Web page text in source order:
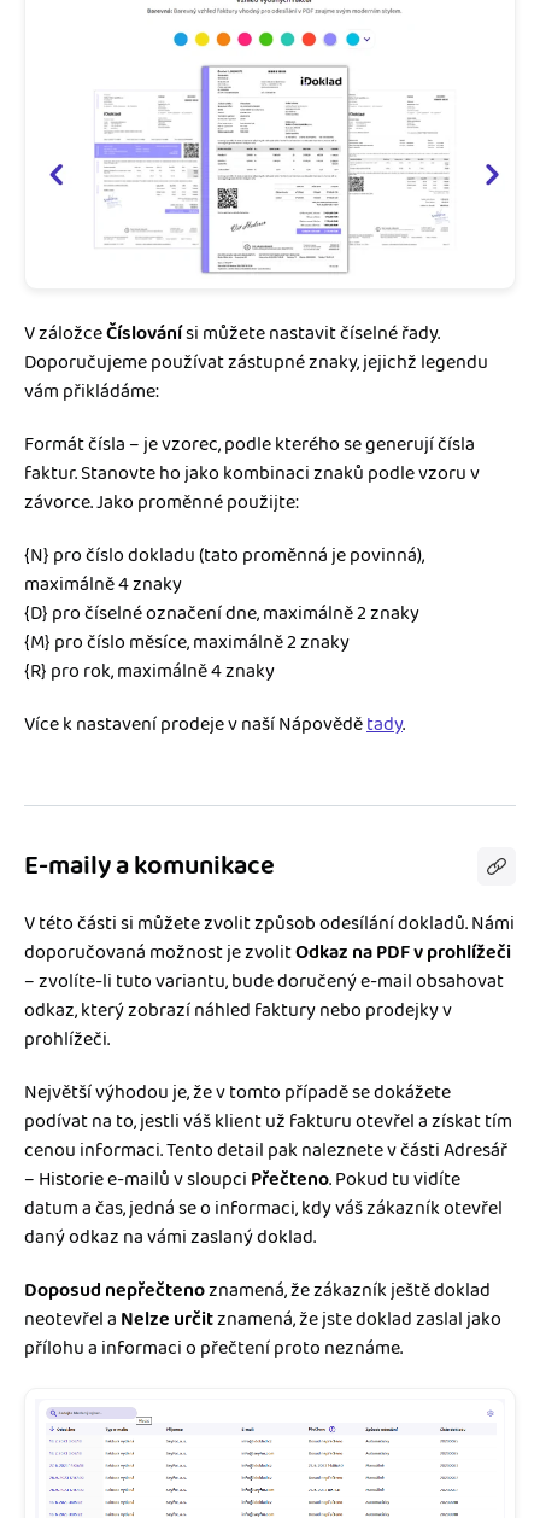
V záložceČíslovánísi můžete nastavit číselné řady.
Doporučujeme používat zástupné znaky, jejichž legendu
vám přikládáme:
Formát čísla – je vzorec, podle kterého se generují čísla
faktur. Stanovte ho jako kombinaci znaků podle vzoru v
závorce. Jako proměnné použijte:
{N} pro číslo dokladu (tato proměnná je povinná),
maximálně 4 znaky
{D} pro číselné označení dne, maximálně 2 znaky
{M} pro číslo měsíce, maximálně 2 znaky
{R} pro rok, maximálně 4 znaky
Více k nastavení prodeje v naší Nápovědětady.
E-maily a komunikace
V této části si můžete zvolit způsob odesílání dokladů. Námi
doporučovaná možnost je zvolitOdkaz na PDF v prohlížeči
– zvolíte-li tuto variantu, bude doručený e-mail obsahovat
odkaz, který zobrazí náhled faktury nebo prodejky v
prohlížeči.
Největší výhodou je, že v tomto případě se dokážete
podívat na to, jestli váš klient už fakturu otevřel a získat tím
cenou informaci. Tento detail pak naleznete v části Adresář
– Historie e-mailů v sloupci Přečteno. Pokud tu vidíte
datum a čas, jedná se o informaci, kdy váš zákazník otevřel
daný odkaz na vámi zaslaný doklad.
Doposud nepřečtenoznamená, že zákazník ještě doklad
neotevřel a Nelze určitznamená, že jste doklad zaslal jako
přílohu a informaci o přečtení proto neznáme.